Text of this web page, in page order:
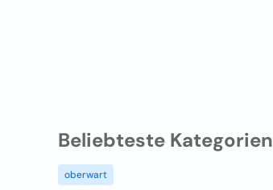
Beliebteste Kategorien
oberwart